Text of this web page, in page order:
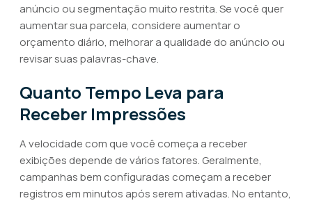
anúncio ou segmentação muito restrita. Se você quer
aumentar sua parcela, considere aumentar o
orçamento diário, melhorar a qualidade do anúncio ou
revisar suas palavras-chave.
Quanto Tempo Leva para
Receber Impressões
A velocidade com que você começa a receber
exibições depende de vários fatores. Geralmente,
campanhas bem configuradas começam a receber
registros em minutos após serem ativadas. No entanto,